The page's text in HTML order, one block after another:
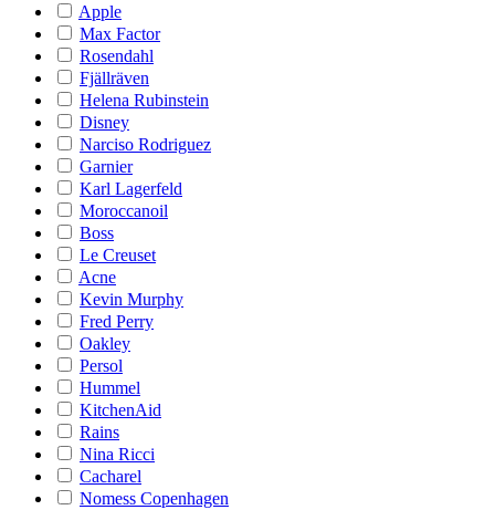
Apple
Max Factor
Rosendahl
Fjällräven
Helena Rubinstein
Disney
Narciso Rodriguez
Garnier
Karl Lagerfeld
Moroccanoil
Boss
Le Creuset
Acne
Kevin Murphy
Fred Perry
Oakley
Persol
Hummel
KitchenAid
Rains
Nina Ricci
Cacharel
Nomess Copenhagen